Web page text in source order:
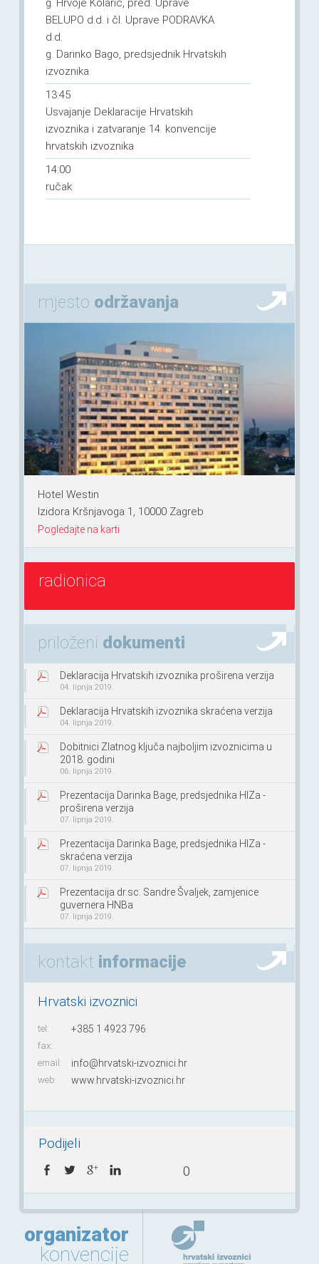
g. Hrvoje Kolarić, pred. Uprave
BELUPO d.d. i čl. Uprave PODRAVKA
d.d.
g. Darinko Bago, predsjednik Hrvatskih
izvoznika
13:45
Usvajanje Deklaracije Hrvatskih
izvoznika i zatvaranje 14. konvencije
hrvatskih izvoznika
14:00
ručak
mjesto održavanja
Hotel Westin
Izidora Kršnjavoga 1, 10000 Zagreb
Pogledajte na karti
radionica
priloženi dokumenti
Deklaracija Hrvatskih izvoznika proširena verzija
04. lipnja 2019.
Deklaracija Hrvatskih izvoznika skraćena verzija
04. lipnja 2019.
Dobitnici Zlatnog ključa najboljim izvoznicima u
2018. godini
06. lipnja 2019.
Prezentacija Darinka Bage, predsjednika HIZa -
proširena verzija
07. lipnja 2019.
Prezentacija Darinka Bage, predsjednika HIZa -
skraćena verzija
07. lipnja 2019.
Prezentacija dr.sc. Sandre Švaljek, zamjenice
guvernera HNBa
07. lipnja 2019.
kontakt informacije
Hrvatski izvoznici
tel: +385 1 4923 796
fax:
email:
info@hrvatski-izvoznici.hr
web: www.hrvatski-izvoznici.hr
Podijeli
0
organizator
konvencije